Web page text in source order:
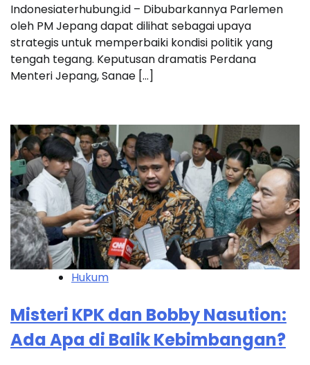
Indonesiaterhubung.id – Dibubarkannya Parlemen
oleh PM Jepang dapat dilihat sebagai upaya
strategis untuk memperbaiki kondisi politik yang
tengah tegang. Keputusan dramatis Perdana
Menteri Jepang, Sanae […]
Hukum
Misteri KPK dan Bobby Nasution:
Ada Apa di Balik Kebimbangan?